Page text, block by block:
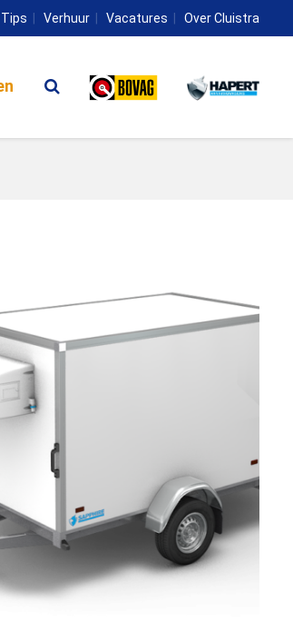
Tips Verhuur Vacatures Over Cluistra